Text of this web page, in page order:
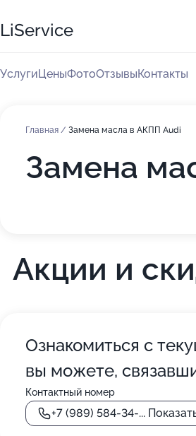
LiService
УслугиЦеныФотоОтзывыКонтакты
Главная / Замена масла в АКПП Audi
Замена
Акции и
Ознакомиться с
вы можете,
Контактный номер
+7 (989) 584-34-...